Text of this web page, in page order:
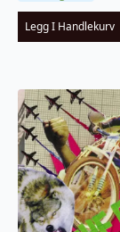
Legg I Handlekurv